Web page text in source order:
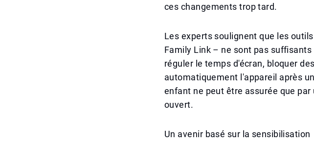
ces changements trop tard.
Les experts soulignent que les
Family Link – ne sont pas
réguler le temps d'écran, bloquer
automatiquement l'appareil après
enfant ne peut être assurée que
ouvert.
Un avenir basé sur la sensibilisation